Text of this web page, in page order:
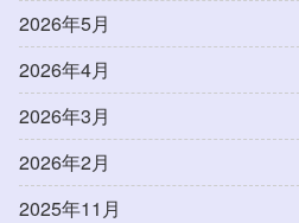
2026年5月
2026年4月
2026年3月
2026年2月
2025年11月